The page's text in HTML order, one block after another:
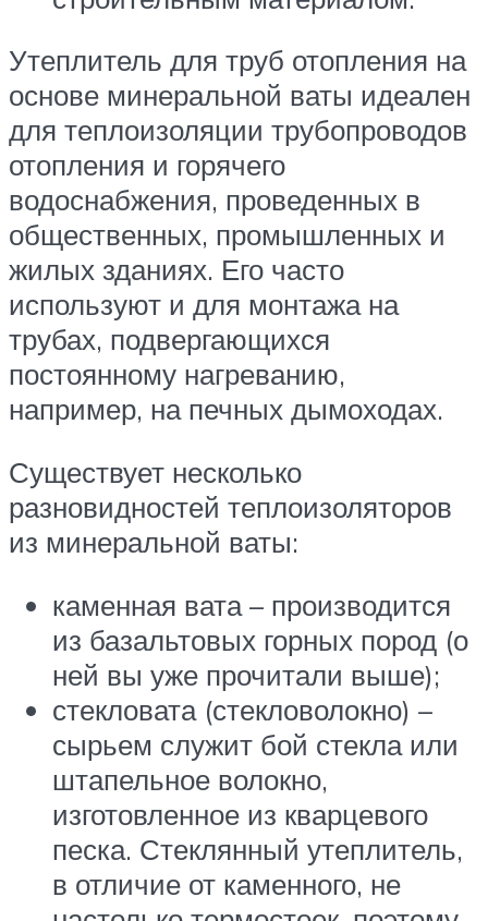
Утеплитель для труб отопления на
основе минеральной ваты идеален
для теплоизоляции трубопроводов
отопления и горячего
водоснабжения, проведенных в
общественных, промышленных и
жилых зданиях. Его часто
используют и для монтажа на
трубах, подвергающихся
постоянному нагреванию,
например, на печных дымоходах.
Существует несколько
разновидностей теплоизоляторов
из минеральной ваты:
каменная вата – производится
из базальтовых горных пород (о
ней вы уже прочитали выше);
стекловата (стекловолокно) –
сырьем служит бой стекла или
штапельное волокно,
изготовленное из кварцевого
песка. Стеклянный утеплитель,
в отличие от каменного, не